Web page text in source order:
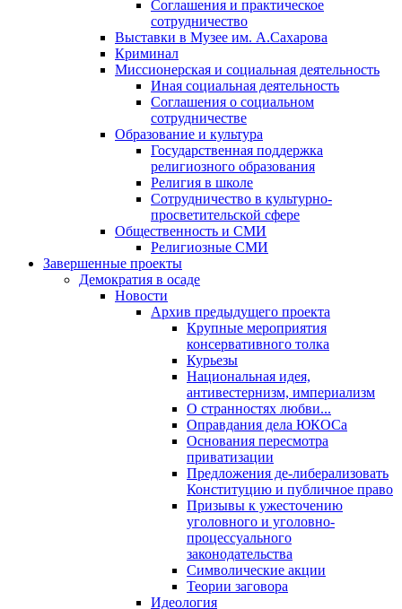
Соглашения и практическое
сотрудничество
Выставки в Музее им. А.Сахарова
Криминал
Миссионерская и социальная деятельность
Иная социальная деятельность
Соглашения о социальном
сотрудничестве
Образование и культура
Государственная поддержка
религиозного образования
Религия в школе
Сотрудничество в культурно-
просветительской сфере
Общественность и СМИ
Религиозные СМИ
Завершенные проекты
Демократия в осаде
Новости
Архив предыдущего проекта
Крупные мероприятия
консервативного толка
Курьезы
Национальная идея,
антивестернизм, империализм
О странностях любви...
Оправдания дела ЮКОСа
Основания пересмотра
приватизации
Предложения де-либерализовать
Конституцию и публичное право
Призывы к ужесточению
уголовного и уголовно-
процессуального
законодательства
Символические акции
Теории заговора
Идеология